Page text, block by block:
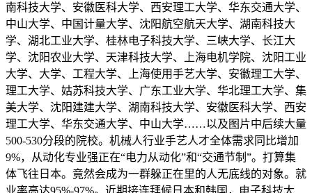
南科技大学、安徽医科大学、西安理工大学、华东交通大学、
中山大学、中国计量大学、沈阳航空航天大学、湖南科技大
学、湖北工业大学、桂林电子科技大学、三峡大学、长江大
学、沈阳农业大学、天津科技大学、上海电机学院、沈阳工业
大学、大学、工程大学、上海使用手艺大学、安徽理工大学、
理工大学、姑苏科技大学、广东工业大学、华北理工大学、集
美大学、沈阳建建大学、湖南科技大学、安徽医科大学、西安
理工大学、华东交通大学、中山大学……以及图片中后续大量
500-530分段的院校。机械人行业手艺人才全体需求同比增加
9%，从动化专业强正在“电力从动化”和“交通节制”。打算集
体飞往日本。竟然会成为一群躲正在里的人无底线的对象。就
业率高达95%-97%。近期接连拜候日本和韩国，电子科技大